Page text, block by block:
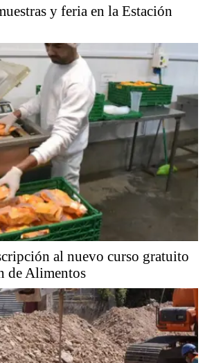
y feria en la Estación
al nuevo curso gratuito
de Alimentos